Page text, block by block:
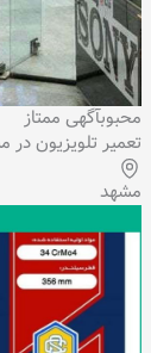
محبوبآگهی ممتاز
تعمیر تلویزیون در مشهد
مشهد